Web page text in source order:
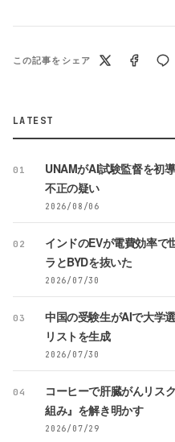
この記事をシェア
LATEST
01
UNAMがAI試験監督を初
不正の疑い
2026/08/06
02
インドのEVが電費効率で
ラとBYDを抜いた
2026/07/30
03
中国の受験生がAIで大学
リストを生成
2026/07/30
04
コーヒーで肝臓がんリス
組み』を解き明かす
2026/07/29